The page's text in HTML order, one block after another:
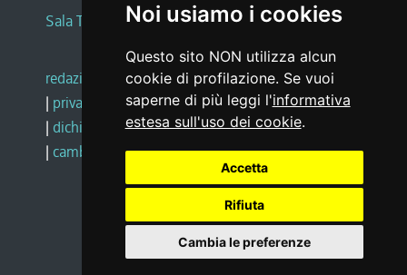
Noi usiamo i cookies
Questo sito NON utilizza alcun
cookie di profilazione. Se vuoi
saperne di più leggi l'informativa
estesa sull'uso dei cookie.
Accetta
Rifiuta
Cambia le preferenze
Sala Tiziano Tessitori
redazione web |note legali |glossario
| privacy
social media policy
| dichiarazione di accessibilità |feedback
| cambio preferenze cookie
Realizzato da